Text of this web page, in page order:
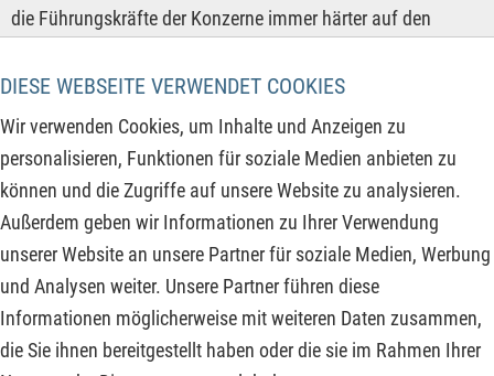
DIESE WEBSEITE VERWENDET COOKIES
Wir verwenden Cookies, um Inhalte und Anzeigen zu
personalisieren, Funktionen für soziale Medien anbieten zu
können und die Zugriffe auf unsere Website zu analysieren.
Außerdem geben wir Informationen zu Ihrer Verwendung
unserer Website an unsere Partner für soziale Medien, Werbung
und Analysen weiter. Unsere Partner führen diese
Informationen möglicherweise mit weiteren Daten zusammen,
die Sie ihnen bereitgestellt haben oder die sie im Rahmen Ihrer
die Führungskräfte der Konzerne immer härter auf den
Porsche mit der Batteriezellfertigung bei Cellforce, oder
deutliche Kürzungen vornehmen, wie Volkswagen bei
PowerCo in Salzgitter. Innerhalb eines Jahres summierte
sich der Stellenabbau im Automobilbereich auf 7 % der
gesamten Belegschaft bzw. 51.500 Beschäftigte. Das
Wachstum findet derzeit in anderen Branchen und Ländern
statt, wie z. B.: